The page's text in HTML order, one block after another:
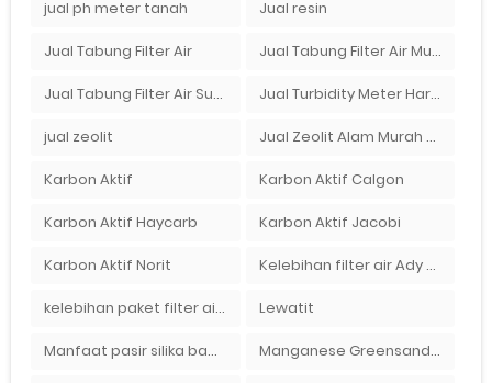
jual ph meter tanah Jual resin
Jual Tabung Filter Air Jual Tabung Filter Air Murah
Jual Tabung Filter Air Surabaya Jual Turbidity Meter Harga Murah Di Sulawesi
jual zeolit Jual Zeolit Alam Murah Di Surabaya
Karbon Aktif Karbon Aktif Calgon
Karbon Aktif Haycarb Karbon Aktif Jacobi
Karbon Aktif Norit Kelebihan filter air Ady Water untuk menyaring air sumur bor di rumah"
kelebihan paket filter air Ady Water Lewatit
Manfaat pasir silika bagi kehidupan Manganese Greensand Plus